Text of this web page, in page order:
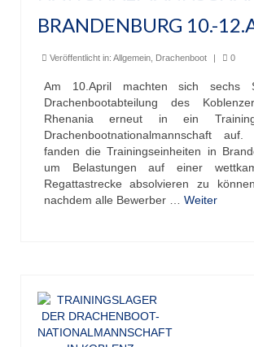
BRANDENBURG 10.-
Veröffentlicht in: Allgemein Drachenboot | 0
Am 10.April machten sich sechs
Drachenbootabteilung des
Rhenania erneut in ein
Drachenbootnationalmannschaft
fanden die Trainingseinheiten in
um Belastungen auf einer
Regattastrecke absolvieren zu
nachdem alle Bewerber … Weiter